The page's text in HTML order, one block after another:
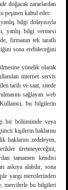
doğacak zararlardan
peşinen kabul eder.
bilgi dolayısıyla
yanlış bilgi vermesi
firmanın tek taraflı
sona erebileceğini
yönelik olarak
internet servis
tarih ve saat, sitede
sağlayan web
bu bilgilerin
bir bölümünde veya
kişilerin haklarını
haklarını zedeleyen,
üretmeyeceğini,
tamamen kendisi
askıya alabilir, sona
yargı mercilerinden
mercilerle bu bilgileri